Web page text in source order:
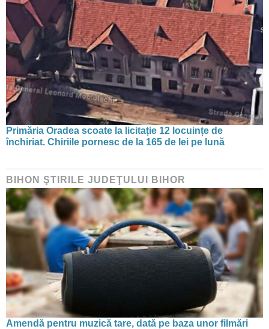
Primăria Oradea scoate la licitație 12 locuințe de
închiriat. Chiriile pornesc de la 165 de lei pe lună
BIHON ŞTIRILE JUDEŢULUI BIHOR
Amendă pentru muzică tare, dată pe baza unor filmări